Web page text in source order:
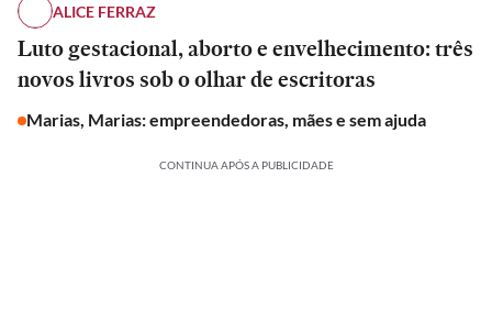
ALICE FERRAZ
Luto gestacional, aborto e envelhecimento: três
novos livros sob o olhar de escritoras
Marias, Marias: empreendedoras, mães e sem ajuda
CONTINUA APÓS A PUBLICIDADE